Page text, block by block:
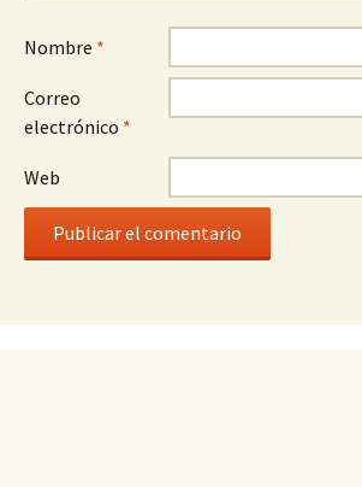
Nombre *
Correo
electrónico *
Web